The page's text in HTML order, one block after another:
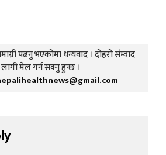
पढनु भएकोमा धन्यवाद । दोहरो संम्वाद
मेल गर्न सक्नु हुन्छ ।